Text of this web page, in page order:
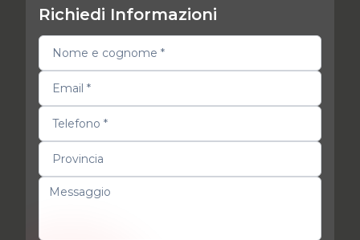
Richiedi Informazioni